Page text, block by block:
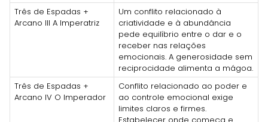
Três de Espadas +
Arcano III A Imperatriz
Um conflito relacionado à
criatividade e à abundância
pede equilíbrio entre o dar e o
receber nas relações
emocionais. A generosidade sem
reciprocidade alimenta a mágoa.
Três de Espadas +
Arcano IV O Imperador
Conflito relacionado ao poder e
ao controle emocional exige
limites claros e firmes.